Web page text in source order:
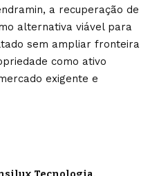
a recuperação de
alternativa viável para
sem ampliar fronteira
como ativo
exigente e